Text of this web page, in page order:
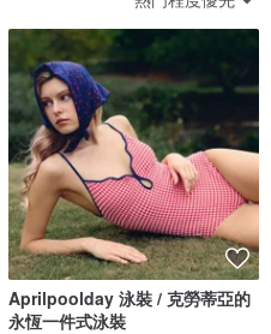
Aprilpoolday 泳裝 / 克勞蒂亞的
永恆一件式泳裝